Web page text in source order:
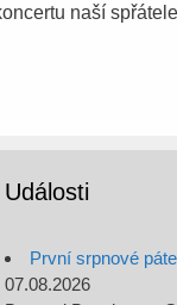
naší
Události
První srpnové
07.08.2026